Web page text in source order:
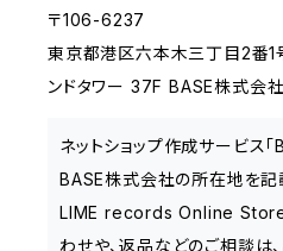
〒106-6237
東京都港区六本木三丁目2番1
ンドタワー 37F BASE株式会社
ネットショップ作成サービス
BASE株式会社の所在地を記
LIME records Online
わせや、返品などのご相談は、